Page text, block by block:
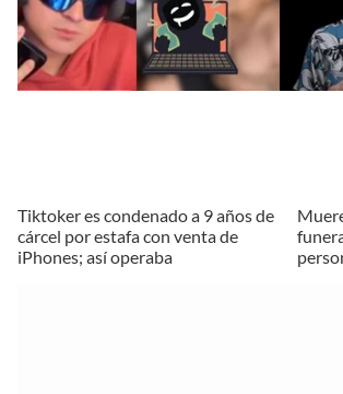
Tiktoker es condenado a 9 años de
cárcel por estafa con venta de
iPhones; así operaba